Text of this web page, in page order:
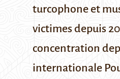
turcophone et
victimes depuis
concentration
internationale